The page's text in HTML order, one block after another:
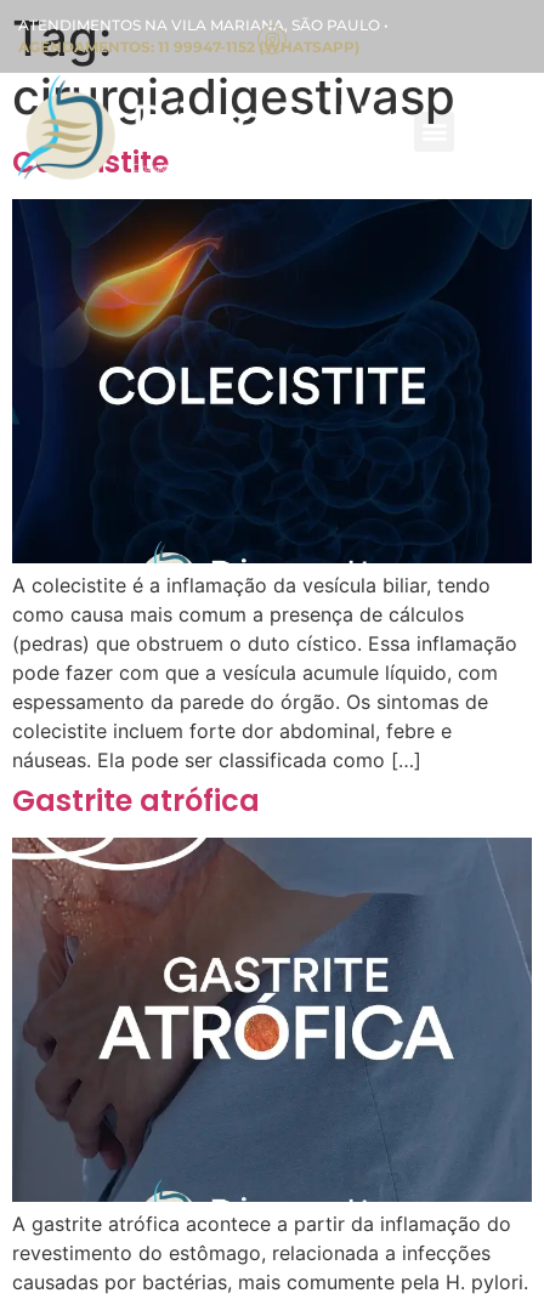
ATENDIMENTOS NA VILA MARIANA, SÃO PAULO •
AGENDAMENTOS: 11 99947-1152 (WHATSAPP)
Tag:
cirurgiadigestivasp
Colecistite
A colecistite é a inflamação da vesícula biliar, tendo
como causa mais comum a presença de cálculos
(pedras) que obstruem o duto cístico. Essa inflamação
pode fazer com que a vesícula acumule líquido, com
espessamento da parede do órgão. Os sintomas de
colecistite incluem forte dor abdominal, febre e
náuseas. Ela pode ser classificada como […]
Gastrite atrófica
A gastrite atrófica acontece a partir da inflamação do
revestimento do estômago, relacionada a infecções
causadas por bactérias, mais comumente pela H. pylori.